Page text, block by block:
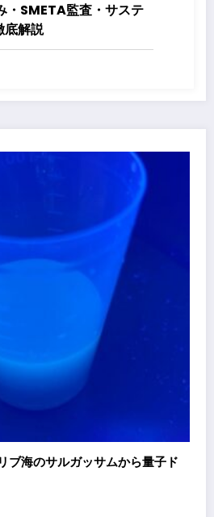
・SMETA監査・サステ
底解説
業、「地域インパクト共創ファイナ
ェクト キックオフミーティングを開